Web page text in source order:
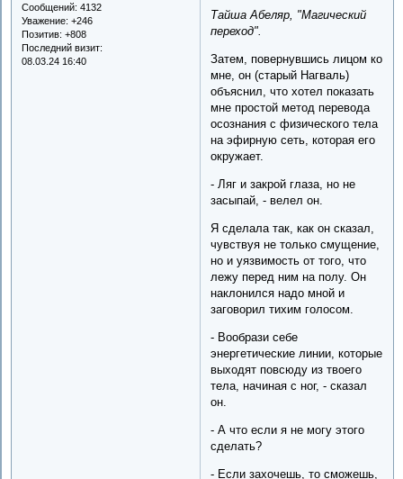
Сообщений: 4132
Уважение: +246
Позитив: +808
Последний визит:
08.03.24 16:40
Тайша Абеляр, "Магический
переход".
Затем, повернувшись лицом ко
мне, он (старый Нагваль)
объяснил, что хотел показать
мне простой метод перевода
осознания с физического тела
на эфирную сеть, которая его
окружает.
- Ляг и закрой глаза, но не
засыпай, - велел он.
Я сделала так, как он сказал,
чувствуя не только смущение,
но и уязвимость от того, что
лежу перед ним на полу. Он
наклонился надо мной и
заговорил тихим голосом.
- Вообрази себе
энергетические линии, которые
выходят повсюду из твоего
тела, начиная с ног, - сказал
он.
- А что если я не могу этого
сделать?
- Если захочешь, то сможешь,